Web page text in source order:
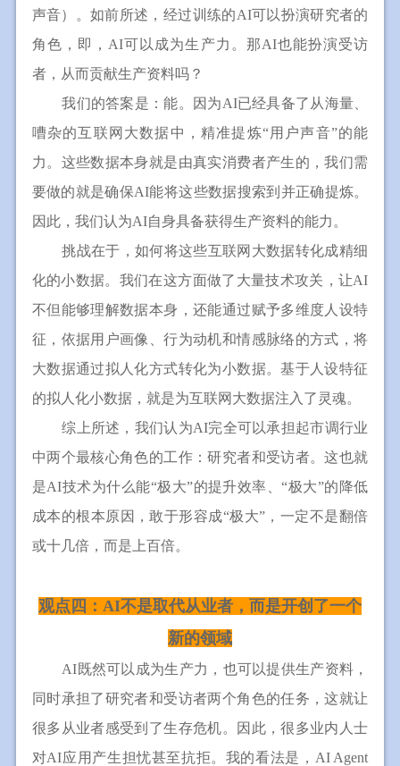
声音）。如前所述，经过训练的AI可以扮演研究者的
角色，即，AI可以成为生产力。那AI也能扮演受访
者，从而贡献生产资料吗？
我们的答案是：能。因为AI已经具备了从海量、
嘈杂的互联网大数据中，精准提炼“用户声音”的能
力。这些数据本身就是由真实消费者产生的，我们需
要做的就是确保AI能将这些数据搜索到并正确提炼。
因此，我们认为AI自身具备获得生产资料的能力。
挑战在于，如何将这些互联网大数据转化成精细
化的小数据。我们在这方面做了大量技术攻关，让AI
不但能够理解数据本身，还能通过赋予多维度人设特
征，依据用户画像、行为动机和情感脉络的方式，将
大数据通过拟人化方式转化为小数据。基于人设特征
的拟人化小数据，就是为互联网大数据注入了灵魂。
综上所述，我们认为AI完全可以承担起市调行业
中两个最核心角色的工作：研究者和受访者。这也就
是AI技术为什么能“极大”的提升效率、“极大”的降低
成本的根本原因，敢于形容成“极大”，一定不是翻倍
或十几倍，而是上百倍。
观点四：AI不是取代从业者，而是开创了一个
新的领域
AI既然可以成为生产力，也可以提供生产资料，
同时承担了研究者和受访者两个角色的任务，这就让
很多从业者感受到了生存危机。因此，很多业内人士
对AI应用产生担忧甚至抗拒。我的看法是，AI Agent